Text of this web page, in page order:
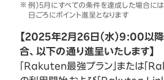
例）5月にすべての条件を達成した場合に
日ごろにポイント進呈となります
【2025年2月26日（水）9:00以
合、以下の通り進呈いたします】
「Rakuten最強プラン」または「